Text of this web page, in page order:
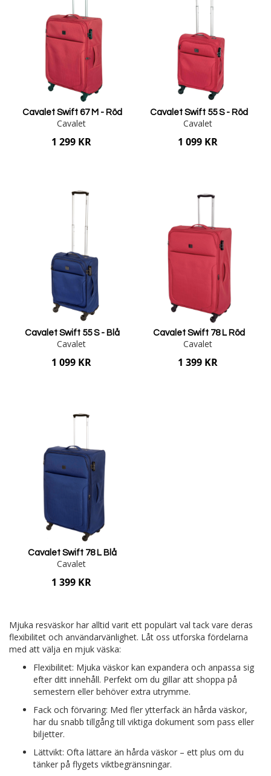
Cavalet Swift 67 M - Röd
Cavalet
1 299 KR
Cavalet Swift 55 S - Röd
Cavalet
1 099 KR
Cavalet Swift 55 S - Blå
Cavalet
1 099 KR
Cavalet Swift 78 L Röd
Cavalet
1 399 KR
Cavalet Swift 78 L Blå
Cavalet
1 399 KR
Lägg i varukorgen
Mjuka resväskor har alltid varit ett populärt val tack vare deras
flexibilitet och användarvänlighet. Låt oss utforska fördelarna
med att välja en mjuk väska:
Flexibilitet: Mjuka väskor kan expandera och anpassa sig
efter ditt innehåll. Perfekt om du gillar att shoppa på
semestern eller behöver extra utrymme.
Fack och förvaring: Med fler ytterfack än hårda väskor,
har du snabb tillgång till viktiga dokument som pass eller
biljetter.
Lättvikt: Ofta lättare än hårda väskor – ett plus om du
tänker på flygets viktbegränsningar.